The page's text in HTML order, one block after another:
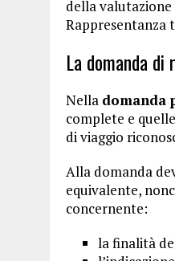
della
Rappresentanza
La domanda
Nella domanda
complete e
di viaggio
Alla domanda
equivalente,
concernente:
la finalità